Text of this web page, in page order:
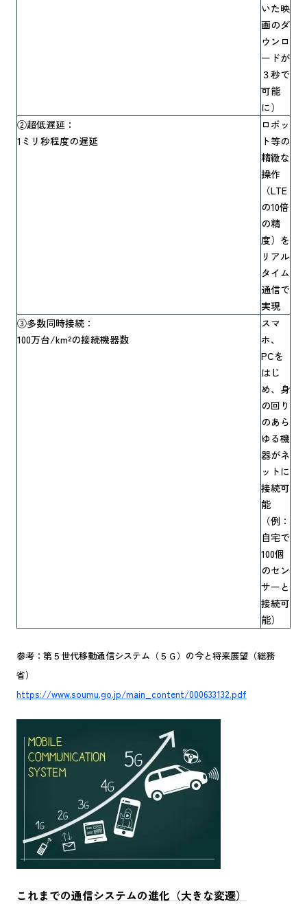
いた映
画のダ
ウンロ
ードが
３秒で
可能
に）
②超低遅延：
1ミリ秒程度の遅延
ロボッ
ト等の
精緻な
操作
（LTE
の10倍
の精
度）を
リアル
タイム
通信で
実現
③多数同時接続：
100万台/km²の接続機器数
スマ
ホ、
PCを
はじ
め、身
の回り
のあら
ゆる機
器がネ
ットに
接続可
能
（例：
自宅で
100個
のセン
サーと
接続可
能）
参考：第５世代移動通信システム（５Ｇ）の今と将来展望（総務
省）
https://www.soumu.go.jp/main_content/000633132.pdf
これまでの通信システムの進化（大きな変遷）